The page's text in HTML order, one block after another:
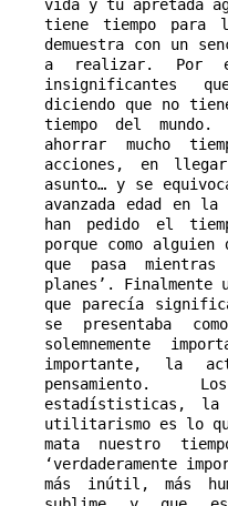
vida y tu apretada
tiene tiempo para
demuestra con un
a realizar. Por
insignificantes
diciendo que no
tiempo del mundo.
ahorrar mucho
acciones, en
asunto… y se
avanzada edad en
han pedido el
porque como
que pasa mientras
planes’. Finalmente
que parecía
se presentaba
solemnemente
importante, la
pensamiento.
estadístisticas, la
utilitarismo es lo
mata nuestro
‘verdaderamente
más inútil, más